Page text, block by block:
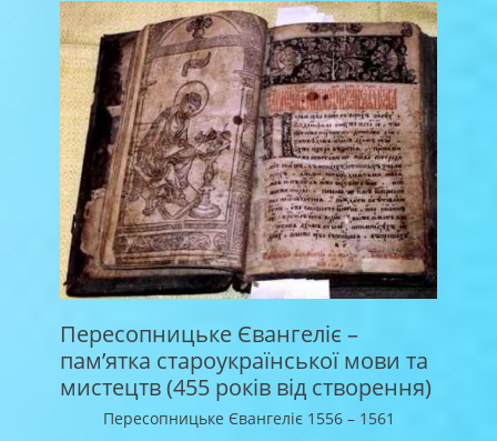
Пересопницьке Євангеліє –
пам’ятка староукраїнської мови та
мистецтв (455 років від створення)
Пересопницьке Євангеліє 1556 – 1561